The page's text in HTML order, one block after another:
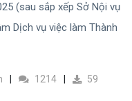
(sau sắp xếp Sở Nội vụ
Dịch vụ việc làm Thành
1214 59